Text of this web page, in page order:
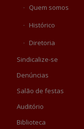
Quem somos
Histórico
Diretoria
Sindicalize-se
Denúncias
Salão de festas
Auditório
Biblioteca